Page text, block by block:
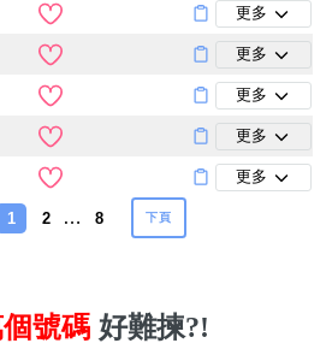
更多
更多
更多
更多
更多
1 2 … 8 下頁
號碼 好難揀?!